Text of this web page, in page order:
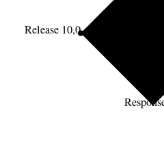
Release 10,0